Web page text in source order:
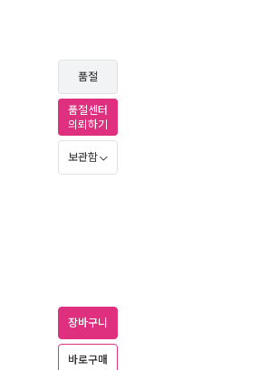
품절
품절센터
의뢰하기
보관함
장바구니
바로구매